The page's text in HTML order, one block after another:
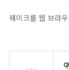
퀘이크를 웹 브라